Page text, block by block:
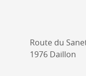
Route du
1976 Daillon